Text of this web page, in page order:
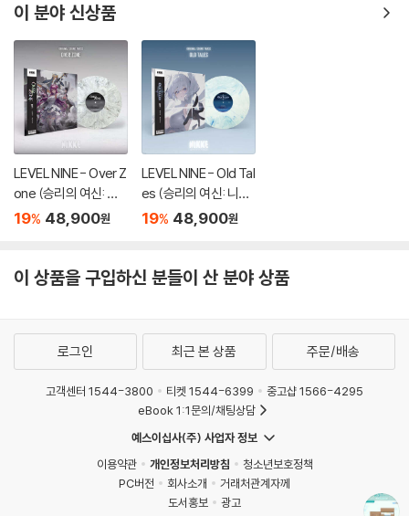
이 분야 신상품
LEVEL NINE - Over Z
one (승리의 여신: 니
케 OST) [마블 컬러 L
19% 48,900원
LEVEL NINE - Old Tal
es (승리의 여신: 니케
OST) [마블 컬러 LP]
19% 48,900원
이 상품을 구입하신 분들이 산 분야 상품
로그인 최근 본 상품 주문/배송
고객센터 1544-3800 티켓 1544-6399
중고샵 1566-4295
eBook 1:1문의/채팅상담
예스이십사(주) 사업자 정보
이용약관
개인정보처리방침
청소년보호정책
PC버전
회사소개
거래처관계자께
도서홍보
광고